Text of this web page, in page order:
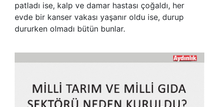
patladı ise, kalp ve damar hastası çoğaldı, her
evde bir kanser vakası yaşanır oldu ise, durup
dururken olmadı bütün bunlar.